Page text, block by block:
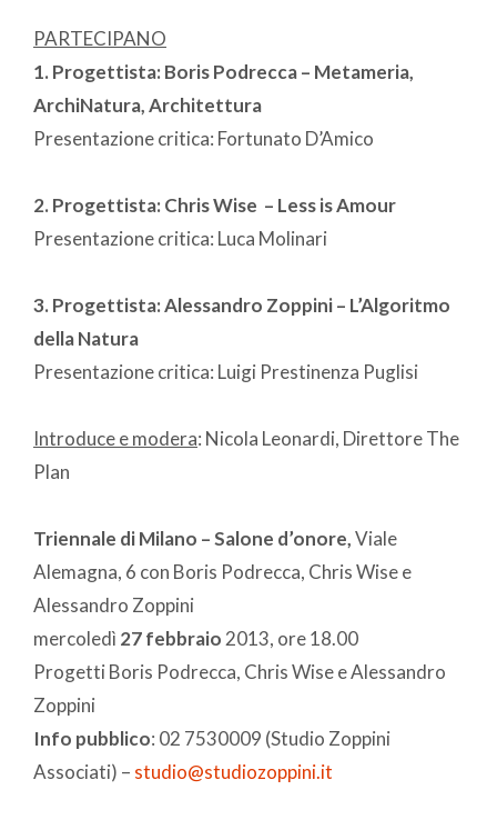
PARTECIPANO
1. Progettista: Boris Podrecca – Metameria,
ArchiNatura, Architettura
Presentazione critica: Fortunato D’Amico
2. Progettista: Chris Wise – Less is Amour
Presentazione critica: Luca Molinari
3. Progettista: Alessandro Zoppini – L’Algoritmo
della Natura
Presentazione critica: Luigi Prestinenza Puglisi
Introduce e modera: Nicola Leonardi, Direttore The
Plan
Triennale di Milano –Salone d’onore,Viale
Alemagna, 6 con Boris Podrecca, Chris Wise e
Alessandro Zoppini
mercoledì 27 febbraio2013, ore 18.00
Progetti Boris Podrecca, Chris Wise e Alessandro
Zoppini
Info pubblico: 02 7530009 (Studio Zoppini
Associati) – studio@studiozoppini.it